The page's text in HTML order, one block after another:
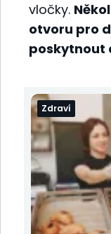
vločky.
otvoru pro
poskytnout
Zdraví